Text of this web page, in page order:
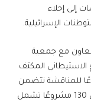
إلى إخلاء
الإسرائيلية.
مع جمعية
المكثف
سلطات الاحتلال 151 مشروعًا للمناقشة تتضمن
بناء نحو 35,257 وحدة استيطانية، وصدقت على 130 مشروعًا تشمل